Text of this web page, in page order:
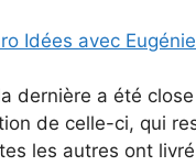
Idées avec
dernière a été
de celle-ci, qui
les autres ont